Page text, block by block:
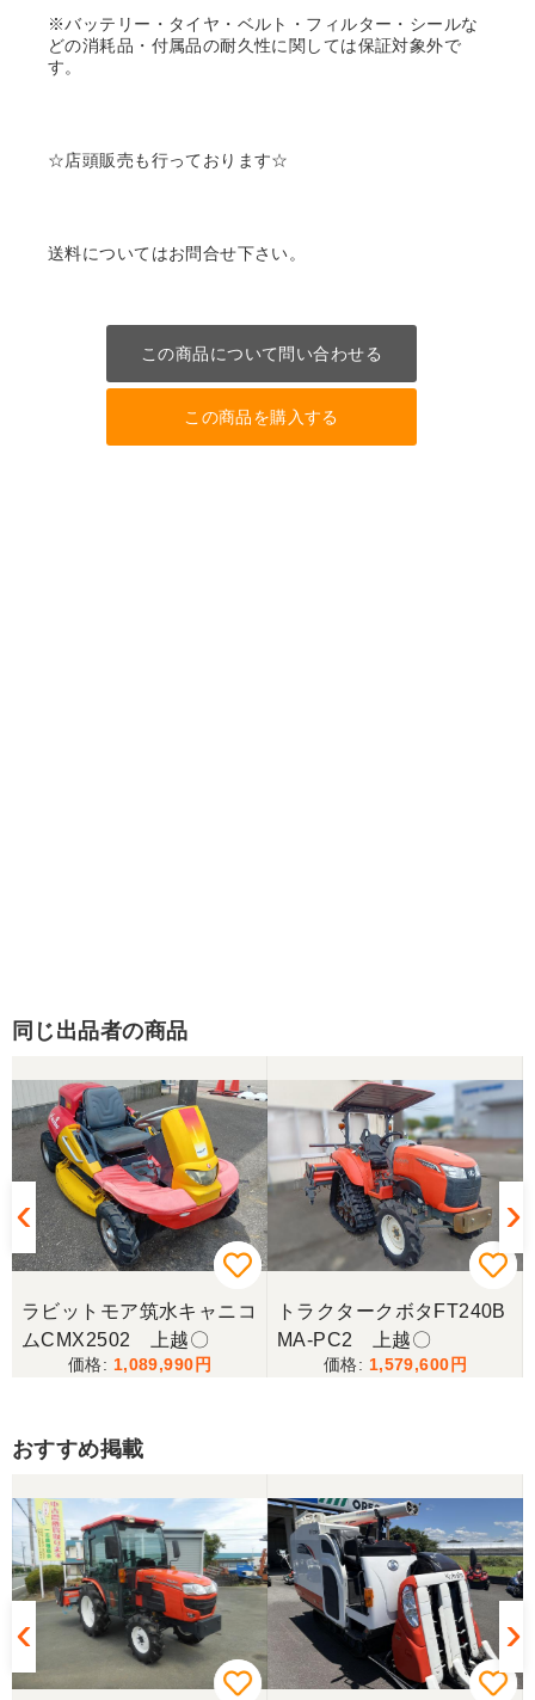
※バッテリー・タイヤ・ベルト・フィルター・シールな
どの消耗品・付属品の耐久性に関しては保証対象外で
す。
☆店頭販売も行っております☆
送料についてはお問合せ下さい。
この商品について問い合わせる
この商品を購入する
同じ出品者の商品
ラビットモア筑水キャニコ
ムCMX2502 上越〇
1,089,990
トラクタークボタFT240B
MA-PC2 上越〇
1,579,600
おすすめ掲載